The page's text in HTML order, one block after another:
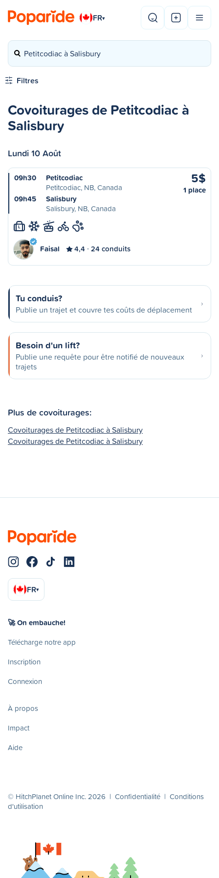
FR▾
Petitcodiac à Salisbury
Filtres
Covoiturages de Petitcodiac à
Salisbury
Lundi 10 Août
09h30
Petitcodiac
Petitcodiac, NB, Canada
09h45
Salisbury
Salisbury, NB, Canada
5$
1 place
L
Faisal 4,4 24 conduits
Tu conduis?
Publie un trajet et couvre tes coûts de déplacement
Besoin d'un lift?
Publie une requête pour être notifié de nouveaux
trajets
Plus de covoiturages:
Covoiturages de Petitcodiac à Salisbury
Covoiturages de Petitcodiac à Salisbury
FR▾
🚀 On embauche!
Télécharge notre app
Inscription
Connexion
À propos
Impact
Aide
© HitchPlanet Online Inc. 2026 | Confidentialité | Conditions
d'utilisation